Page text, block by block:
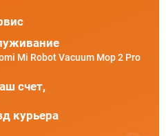
Mi Robot Vacuum Mop 2 Pro
счет,
курьера